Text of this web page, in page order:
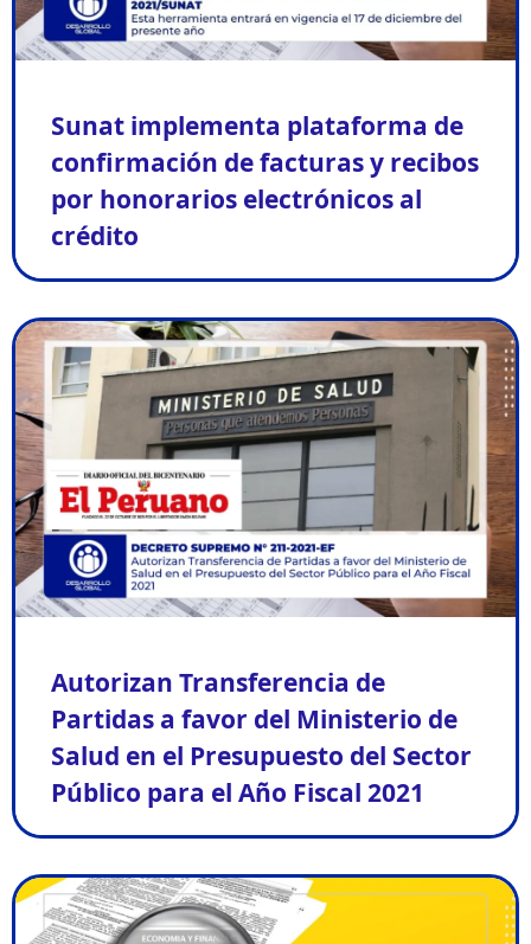
Sunat implementa plataforma de
confirmación de facturas y recibos
por honorarios electrónicos al
crédito
Autorizan Transferencia de
Partidas a favor del Ministerio de
Salud en el Presupuesto del Sector
Público para el Año Fiscal 2021